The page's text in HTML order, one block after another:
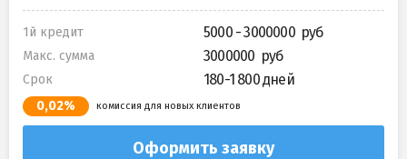
1й кредит 5000 - 3000000
Макс. сумма 3000000
Срок 180-1 800 дней
0,02% комиссия для новых клиентов
Оформить заявку